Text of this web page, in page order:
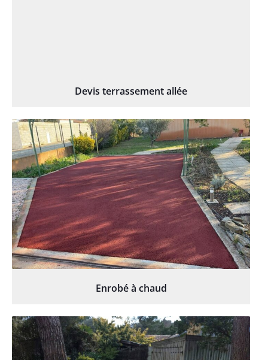
Devis terrassement allée
Enrobé à chaud